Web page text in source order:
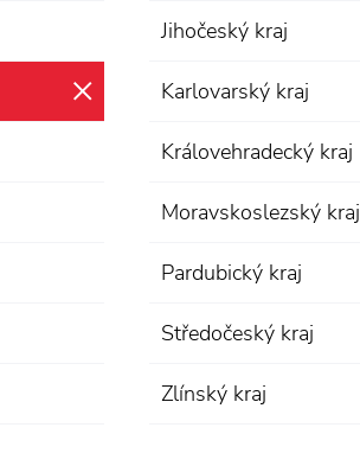
Jihočeský kraj
zrušit výběr
Karlovarský kraj
Královehradecký kraj
Moravskoslezský kraj
Pardubický kraj
Středočeský kraj
Zlínský kraj